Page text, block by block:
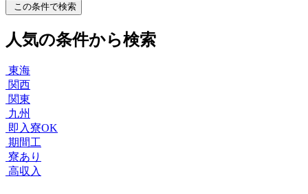
この条件で検索
人気の条件から検索
東海
関西
関東
九州
即入寮OK
期間工
寮あり
高収入